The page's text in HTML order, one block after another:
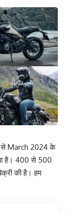
से March 2024 के
है। 400 से 500
की है। हम